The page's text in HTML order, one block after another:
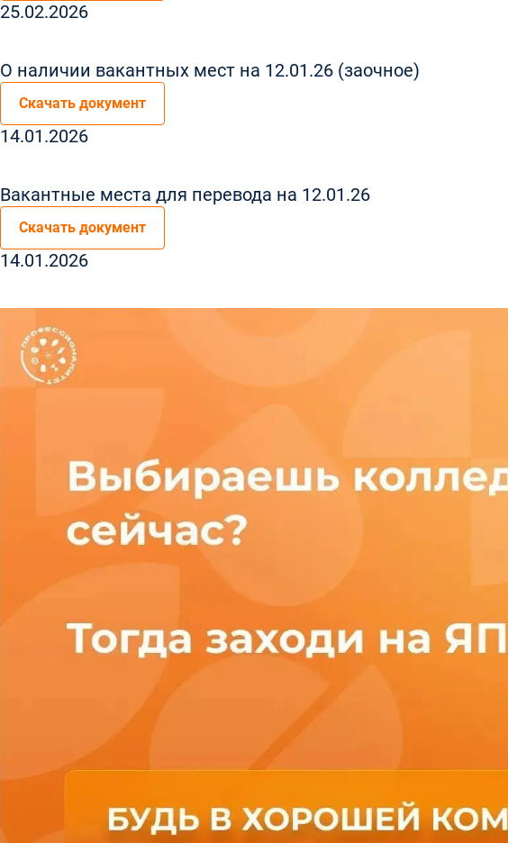
25.02.2026
О наличии вакантных мест на 12.01.26 (заочное)
Скачать документ
14.01.2026
Вакантные места для перевода на 12.01.26
Скачать документ
14.01.2026